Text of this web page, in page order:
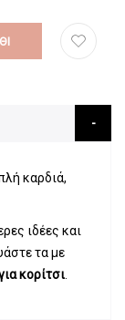
καρδιά,
ιδέες και
τα με
κορίτσι.